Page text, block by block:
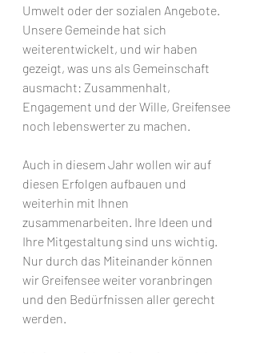
Umwelt oder der sozialen Angebote.
Unsere Gemeinde hat sich
weiterentwickelt, und wir haben
gezeigt, was uns als Gemeinschaft
ausmacht: Zusammenhalt,
Engagement und der Wille, Greifensee
noch lebenswerter zu machen.
Auch in diesem Jahr wollen wir auf
diesen Erfolgen aufbauen und
weiterhin mit Ihnen
zusammenarbeiten. Ihre Ideen und
Ihre Mitgestaltung sind uns wichtig.
Nur durch das Miteinander können
wir Greifensee weiter voranbringen
und den Bedürfnissen aller gerecht
werden.